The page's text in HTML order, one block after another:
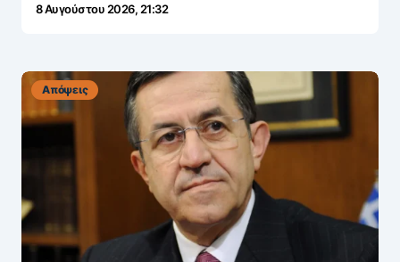
8 Αυγούστου 2026, 21:32
Απόψεις